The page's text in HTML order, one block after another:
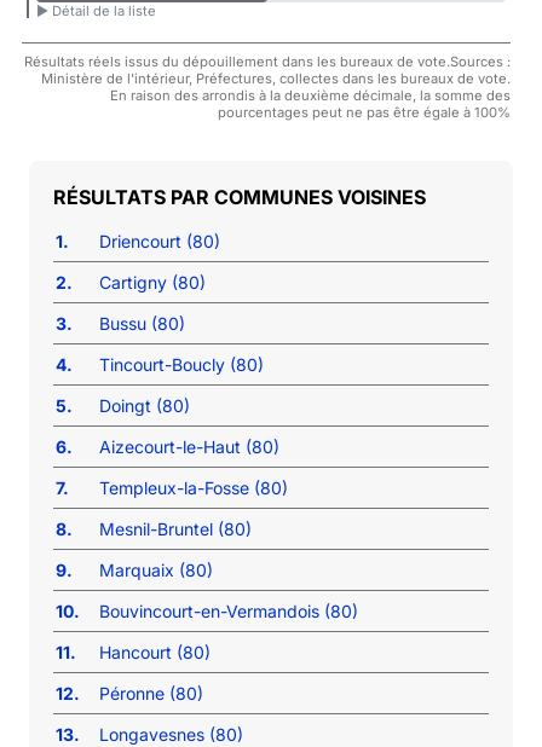
► Détail de la liste
Résultats réels issus du dépouillement dans les bureaux de vote.Sources :
Ministère de l'intérieur, Préfectures, collectes dans les bureaux de vote.
En raison des arrondis à la deuxième décimale, la somme des
pourcentages peut ne pas être égale à 100%
COMMUNES VOISINES
1.
Driencourt (80)
2.
Cartigny (80)
3.
Bussu (80)
4.
Tincourt-Boucly (80)
5.
Doingt (80)
6.
Aizecourt-le-Haut (80)
7.
Templeux-la-Fosse (80)
8.
Mesnil-Bruntel (80)
9.
Marquaix (80)
10.
Bouvincourt-en-Vermandois (80)
11.
Hancourt (80)
12.
Péronne (80)
13.
Longavesnes (80)